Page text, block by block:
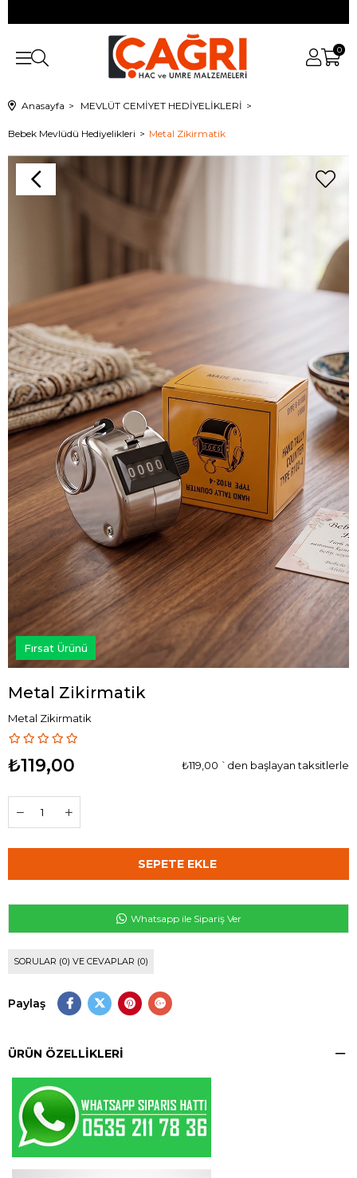
0
Anasayfa MEVLÜT CEMİYET HEDİYELİKLERİ
Bebek Mevlüdü Hediyelikleri Metal Zikirmatik
Fırsat Ürünü
Metal Zikirmatik
Metal Zikirmatik
₺119,00 ₺119,00 `den başlayan taksitlerle
Whatsapp ile Sipariş Ver
SORULAR (0) VE CEVAPLAR (0)
Paylaş
ÜRÜN ÖZELLIKLERI